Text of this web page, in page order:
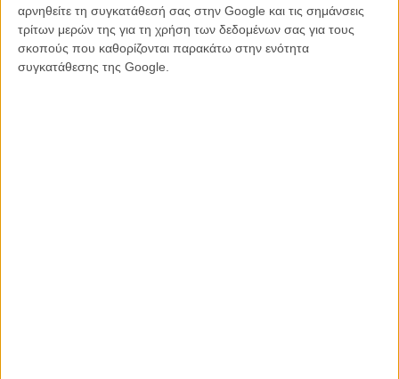
αρνηθείτε τη συγκατάθεσή σας στην Google και τις σημάνσεις
τρίτων μερών της για τη χρήση των δεδομένων σας για τους
σκοπούς που καθορίζονται παρακάτω στην ενότητα
συγκατάθεσης της Google.
Aκόμα και αυτά όμως δεν θα ξετρελαθούν πλήρως με τα αστεία και
το χιούμορ της, μιας και τα περισσότερα από αυτά φαίνεται πως
έχουν χαθεί κάπου στη μετάφραση.